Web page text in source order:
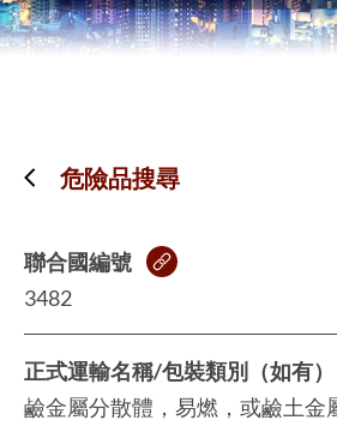
危險品搜尋
聯合國編號
3482
正式運輸名稱/包裝類別（如有）
鹼金屬分散體，易燃，或鹼土金